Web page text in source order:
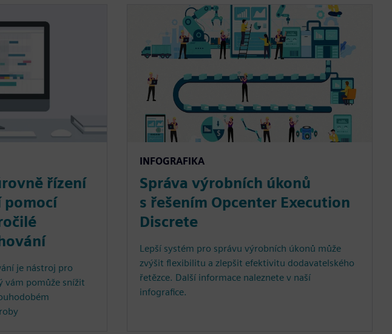
řízení
pomocí
je nástroj pro
vám pomůže snížit
INFOGRAFIKA
Správa výrobních úkonů
s řešením Opcenter Execution
Discrete
Lepší systém pro správu výrobních úkonů může
zvýšit flexibilitu a zlepšit efektivitu dodavatelského
řetězce. Další informace naleznete v naší
infografice.